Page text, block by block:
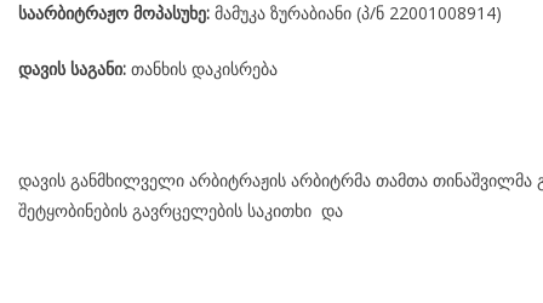
საარბიტრაჟო მოპასუხე: მამუკა ზურაბიანი (პ/ნ 22001008914)
დავის საგანი: თანხის დაკისრება
დავის განმხილველი არბიტრაჟის არბიტრმა თამთა თინაშვილმა
შეტყობინების გავრცელების საკითხი და